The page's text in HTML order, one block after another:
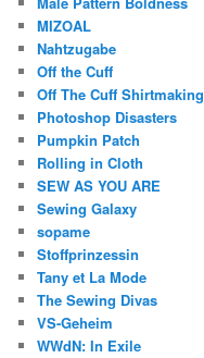
MIZOAL
Nahtzugabe
Off the Cuff
Off The Cuff Shirtmaking
Photoshop Disasters
Pumpkin Patch
Rolling in Cloth
SEW AS YOU ARE
Sewing Galaxy
sopame
Stoffprinzessin
Tany et La Mode
The Sewing Divas
VS-Geheim
WWdN: In Exile